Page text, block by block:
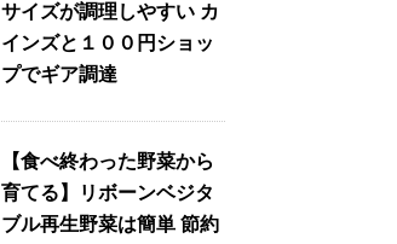
サイズが調理しやすい カ
インズと１００円ショッ
プでギア調達
【食べ終わった野菜から
育てる】リボーンベジタ
ブル再生野菜は簡単 節約